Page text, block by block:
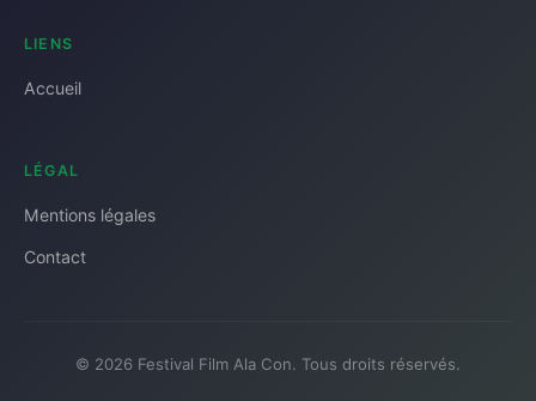
LIENS
Accueil
LÉGAL
Mentions légales
Contact
© 2026 Festival Film Ala Con. Tous droits réservés.